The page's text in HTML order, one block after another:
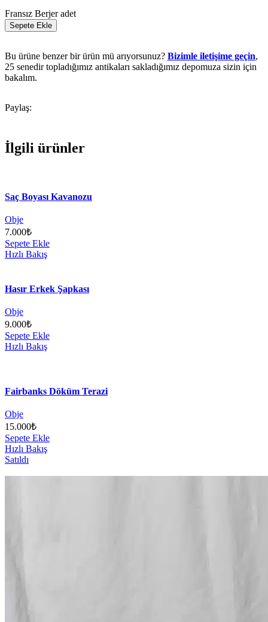
Fransız Berjer adet
Sepete Ekle
Bu ürüne benzer bir ürün mü arıyorsunuz? Bizimle iletişime geçin,
25 senedir topladığımız antikaları sakladığımız depomuza sizin için
bakalım.
Paylaş:
İlgili ürünler
Saç Boyası Kavanozu
Obje
7.000₺
Sepete Ekle
Hızlı Bakış
Hasır Erkek Şapkası
Obje
9.000₺
Sepete Ekle
Hızlı Bakış
Fairbanks Döküm Terazi
Obje
15.000₺
Sepete Ekle
Hızlı Bakış
Satıldı